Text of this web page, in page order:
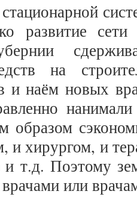
развитие
на
и наём новых
образом
и хирургом, и
и т.д. Поэтому
или